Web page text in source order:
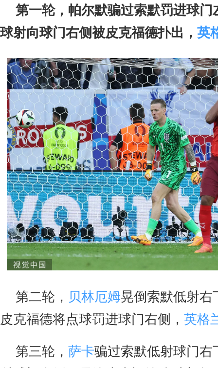
第一轮，帕尔默骗过索默罚进球
球射向球门右侧被皮克福德扑出， 英
第二轮， 贝林厄姆晃倒索默低射
皮克福德将点球罚进球门右侧， 英格
第三轮， 萨卡骗过索默低射球门